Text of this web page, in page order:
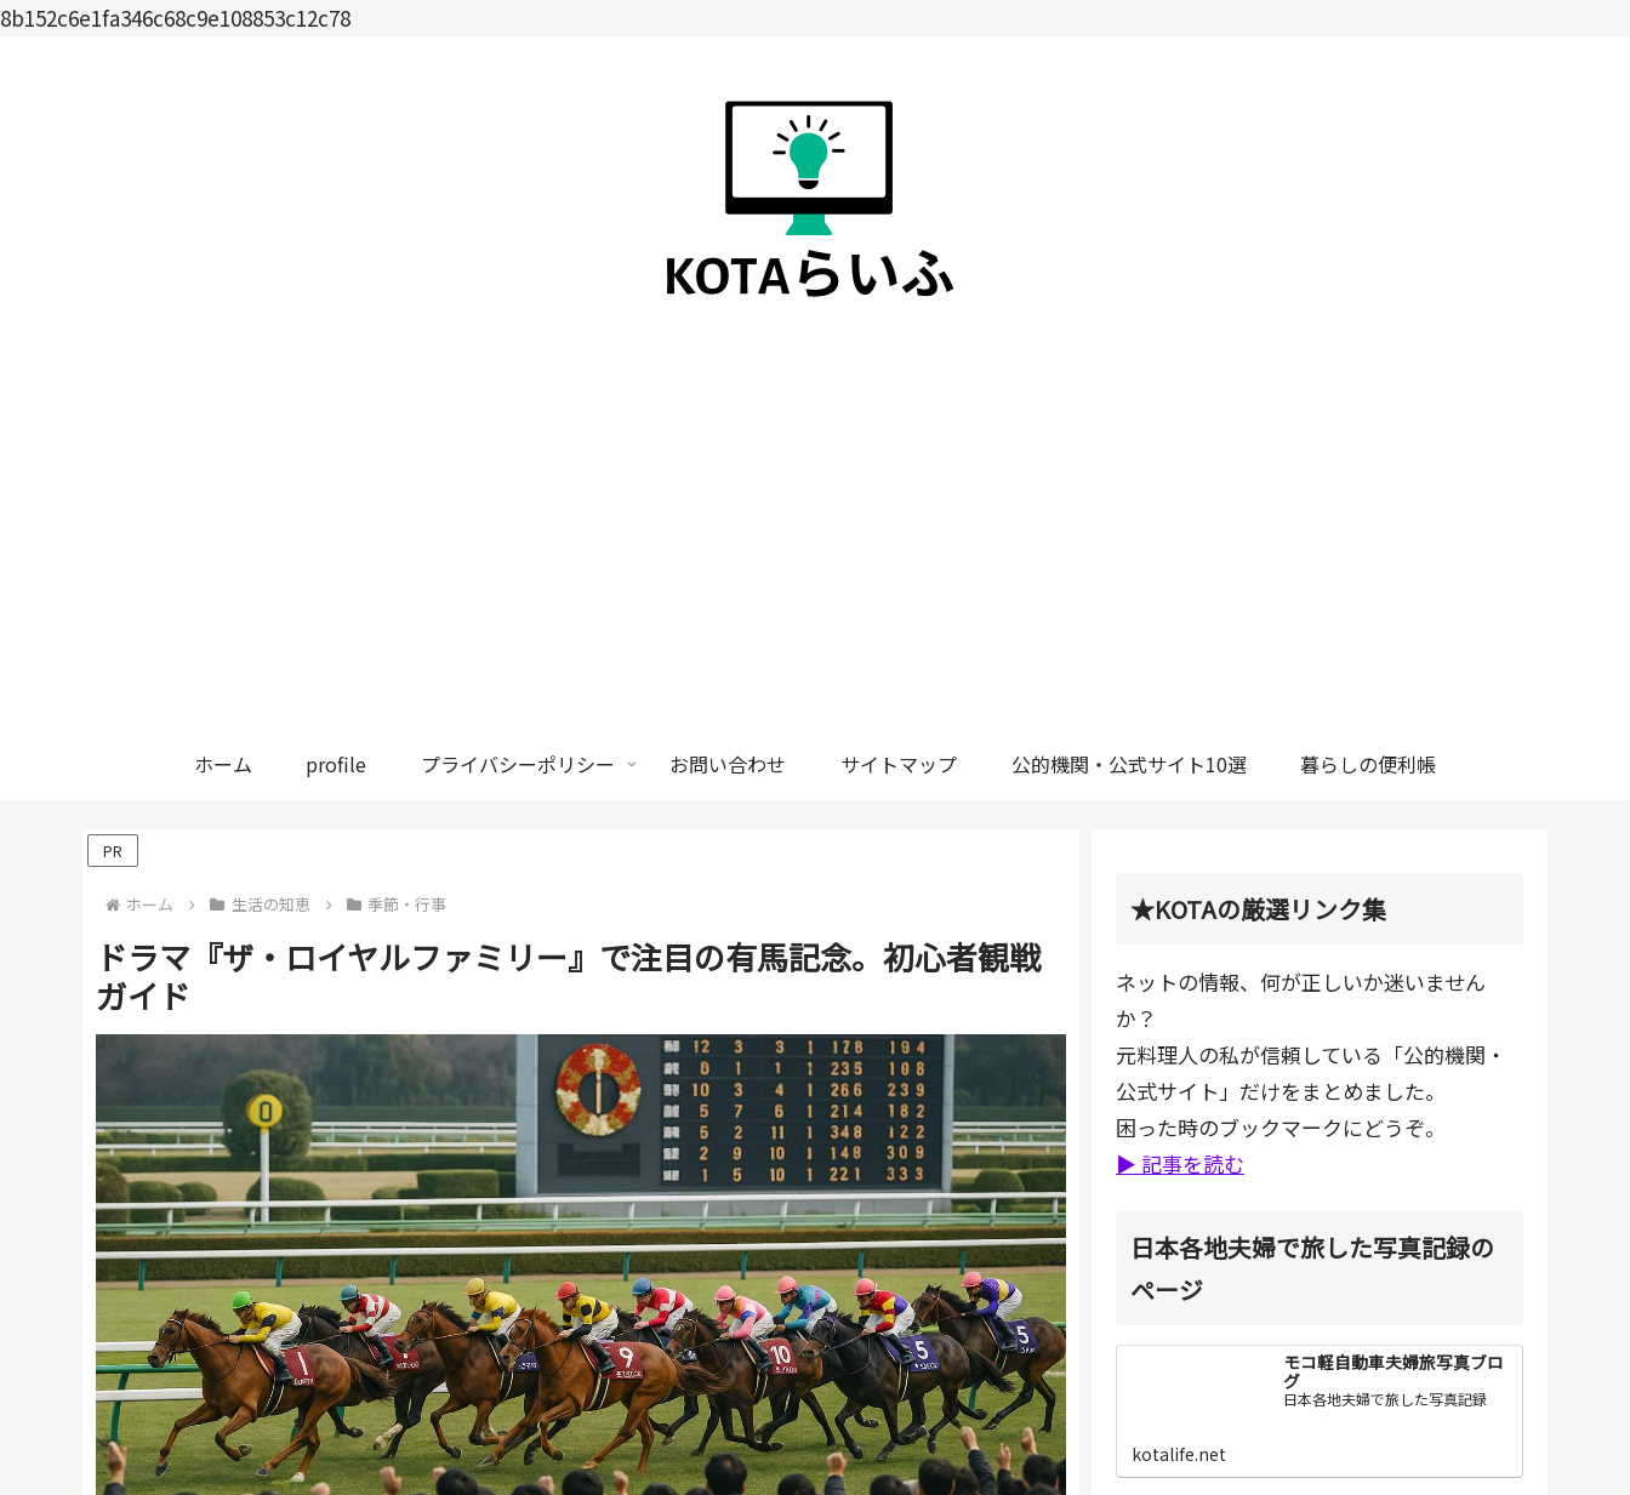
8b152c6e1fa346c68c9e108853c12c78
ホーム profile プライバシーポリシー お問い合わせ サイトマップ 公的機関・公式サイト10選 暮らしの便利帳
PR
ホーム 生活の知恵 季節・行事
ドラマ『ザ・ロイヤルファミリー』で注目の有馬記念。初心者観戦
ガイド
★KOTAの厳選リンク集
ネットの情報、何が正しいか迷いません
か？
元料理人の私が信頼している「公的機関・
公式サイト」だけをまとめました。
困った時のブックマークにどうぞ。
▶ 記事を読む
日本各地夫婦で旅した写真記録の
ページ
モコ軽自動車夫婦旅写真ブロ
グ
日本各地夫婦で旅した写真記録
kotalife.net